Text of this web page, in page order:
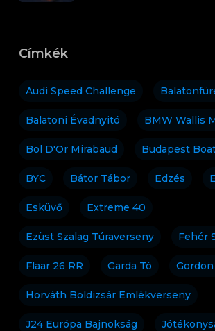
Címkék
Audi Speed Challenge
Balatoni Évadnyitó BMW Wallis
Bol D'Or Mirabaud Budapest
BYC Bátor Tábor Edzés
Esküvő Extreme 40
Ezüst Szalag Túraverseny Fehér
Flaar 26 RR Garda Tó
Horváth Boldizsár Emlékverseny
J24 Európa Bajnokság